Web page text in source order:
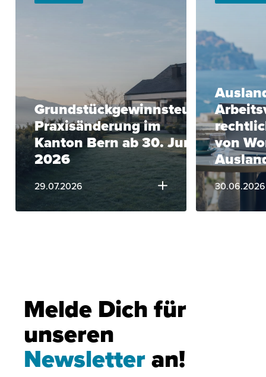
Grundstückgewinnsteuer:
Praxisänderung im
Kanton Bern ab 30. Juni
2026
29.07.2026
von
30.06.2026
Melde Dich für
unseren
Newsletteran!